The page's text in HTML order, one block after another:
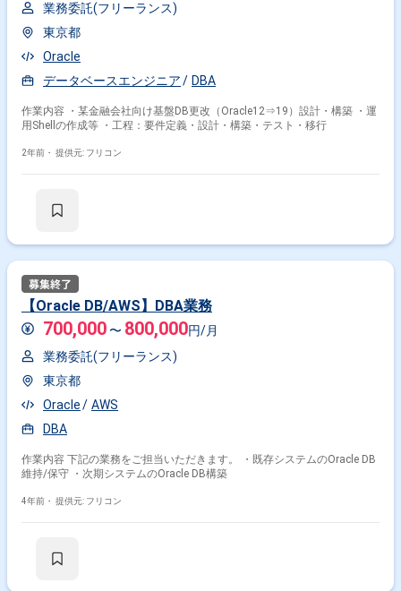
業務委託(フリーランス)
東京都
Oracle
データベースエンジニア
DBA
作業内容 ・某金融会社向け基盤DB更改（Oracle12⇒19）設計・構築 ・運
用Shellの作成等 ・工程：要件定義・設計・構築・テスト・移行
2年前・ 提供元: フリコン
【Oracle DB/AWS】DBA業務
700,000 〜 800,000円/月
業務委託(フリーランス)
東京都
Oracle
AWS
DBA
作業内容 下記の業務をご担当いただきます。 ・既存システムのOracle DB
維持/保守 ・次期システムのOracle DB構築
4年前・ 提供元: フリコン